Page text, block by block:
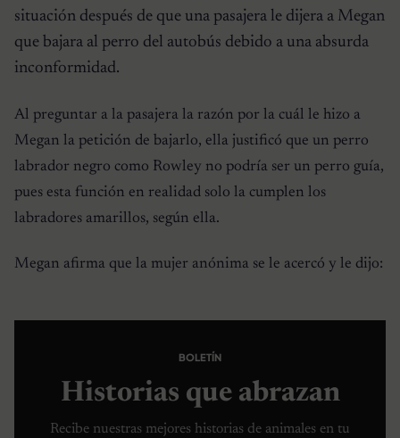
situación después de que una pasajera le dijera a Megan
que bajara al perro del autobús debido a una absurda
inconformidad.
Al preguntar a la pasajera la razón por la cuál le hizo a
Megan la petición de bajarlo, ella justificó que un perro
labrador negro como Rowley no podría ser un perro guía,
pues esta función en realidad solo la cumplen los
labradores amarillos, según ella.
Megan afirma que la mujer anónima se le acercó y le dijo:
BOLETÍN
Historias que abrazan
Recibe nuestras mejores historias de animales en tu